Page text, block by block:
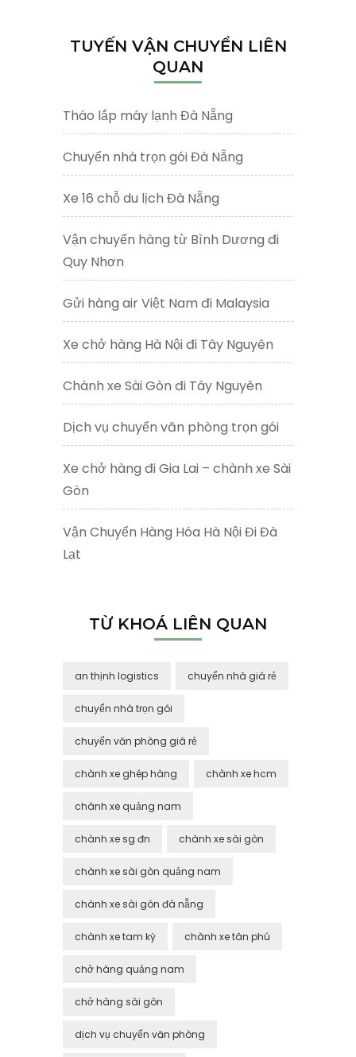
TUYẾN VẬN CHUYỂN LIÊN
QUAN
Tháo lắp máy lạnh Đà Nẵng
Chuyển nhà trọn gói Đà Nẵng
Xe 16 chỗ du lịch Đà Nẵng
Vận chuyển hàng từ Bình Dương đi
Quy Nhơn
Gửi hàng air Việt Nam đi Malaysia
Xe chở hàng Hà Nội đi Tây Nguyên
Chành xe Sài Gòn đi Tây Nguyên
Dịch vụ chuyển văn phòng trọn gói
Xe chở hàng đi Gia Lai – chành xe Sài
Gòn
Vận Chuyển Hàng Hóa Hà Nội Đi Đà
Lạt
TỪ KHOÁ LIÊN QUAN
an thịnh logistics chuyển nhà giá rẻ
chuyển nhà trọn gói
chuyển văn phòng giá rẻ
chành xe ghép hàng chành xe hcm
chành xe quảng nam
chành xe sg đn chành xe sài gòn
chành xe sài gòn quảng nam
chành xe sài gòn đà nẵng
chành xe tam kỳ chành xe tân phú
chở hàng quảng nam
chở hàng sài gòn
dịch vụ chuyển văn phòng